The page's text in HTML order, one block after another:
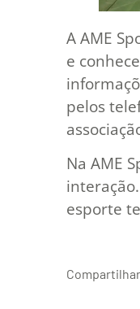
A AME
e
pelos
Na AME
esporte
Compartilhar